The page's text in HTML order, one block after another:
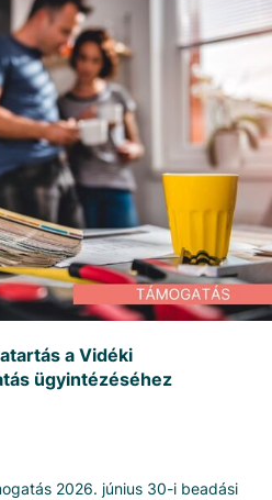
a Vidéki
ügyintézéséhez
2026. június 30-i beadási